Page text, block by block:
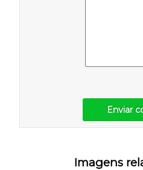
Enviar
Imagens